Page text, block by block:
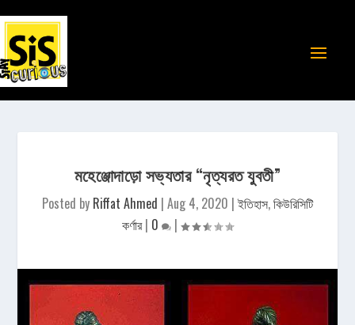
মহেঞ্জোদাড়ো সভ্যতার “নৃত্যরত যুবতী”
Posted by Riffat Ahmed | Aug 4, 2020 |ইতিহাস,কিউরিসিটি
কর্ণার| 0 |